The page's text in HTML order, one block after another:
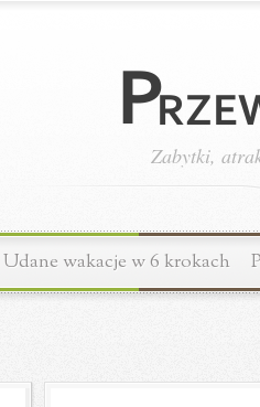
Zabytki,
Udane wakacje w 6 krokach